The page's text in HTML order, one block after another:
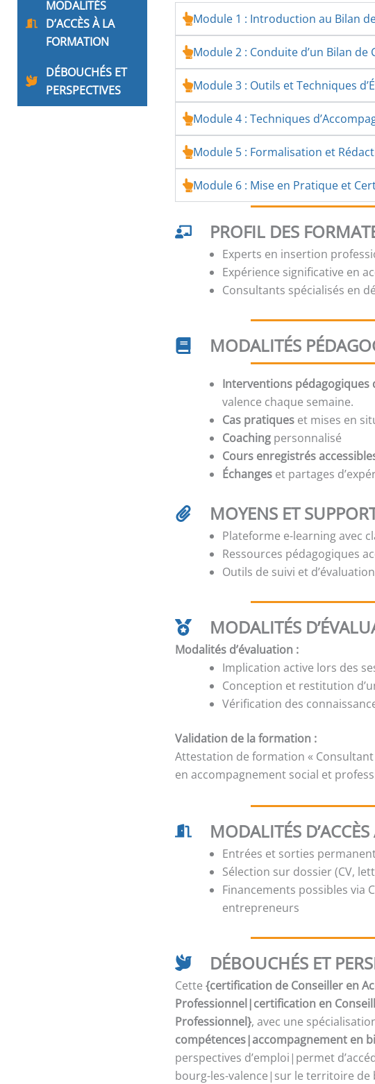
MODALITÉS
D’ACCÈS À LA
FORMATION
DÉBOUCHÉS ET
PERSPECTIVES
Module 1 : Introduction au Bilan
Module 2 : Conduite d’un Bilan
Module 3 : Outils et Techniques
Module 4 : Techniques
Module 5 : Formalisation et
Module 6 : Mise en Pratique et
PROFIL DES
Experts en insertion
Expérience significative en
Consultants spécialisés en
MODALITÉS
Interventions pédagogiques
valence chaque semaine.
Cas pratiques et mises en
Coaching personnalisé
Cours enregistrés
Échanges et partages
MOYENS ET
Plateforme e-learning avec
Ressources pédagogiques
Outils de suivi et d’évaluation
MODALITÉS
Modalités d’évaluation :
Implication active lors des
Conception et restitution
Vérification des
Validation de la formation :
Attestation de formation «
en accompagnement social et
MODALITÉS
Entrées et sorties
Sélection sur dossier (CV,
Financements possibles via
entrepreneurs
DÉBOUCHÉS ET
Cette{certification de Conseiller en
Professionnel|certification en
Professionnel}, avec une
compétences|accompagnement en
perspectives d’emploi|permet
bourg-les-valence|sur le territoire de